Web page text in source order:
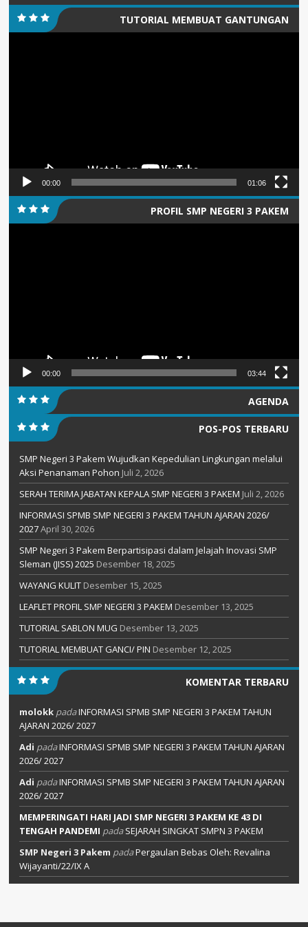
TUTORIAL MEMBUAT GANTUNGAN
00:00 01:06
PROFIL SMP NEGERI 3 PAKEM
00:00 03:44
AGENDA
POS-POS TERBARU
SMP Negeri 3 Pakem Wujudkan Kepedulian Lingkungan melalui
Aksi Penanaman Pohon Juli 2, 2026
SERAH TERIMA JABATAN KEPALA SMP NEGERI 3 PAKEM Juli 2, 2026
INFORMASI SPMB SMP NEGERI 3 PAKEM TAHUN AJARAN 2026/
2027April 30, 2026
SMP Negeri 3 Pakem Berpartisipasi dalam Jelajah Inovasi SMP
Sleman (JISS) 2025 Desember 18, 2025
WAYANG KULIT Desember 15, 2025
LEAFLET PROFIL SMP NEGERI 3 PAKEM Desember 13, 2025
TUTORIAL SABLON MUG Desember 13, 2025
TUTORIAL MEMBUAT GANCI/ PIN Desember 12, 2025
KOMENTAR TERBARU
molokk padaINFORMASI SPMB SMP NEGERI 3 PAKEM TAHUN
AJARAN 2026/ 2027
Adi padaINFORMASI SPMB SMP NEGERI 3 PAKEM TAHUN AJARAN
2026/ 2027
Adi padaINFORMASI SPMB SMP NEGERI 3 PAKEM TAHUN AJARAN
2026/ 2027
MEMPERINGATI HARI JADI SMP NEGERI 3 PAKEM KE 43 DI
TENGAH PANDEMI padaSEJARAH SINGKAT SMPN 3 PAKEM
SMP Negeri 3 Pakem padaPergaulan Bebas Oleh: Revalina
Wijayanti/22/IX A